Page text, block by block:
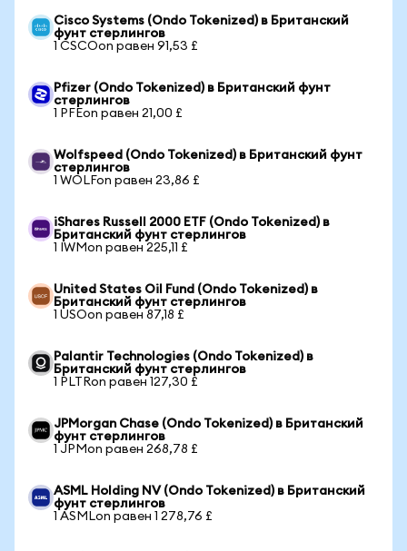
Cisco Systems (Ondo Tokenized) в Британский
фунт стерлингов
1 CSCOon равен 91,53 £
Pfizer (Ondo Tokenized) в Британский фунт
стерлингов
1 PFEon равен 21,00 £
Wolfspeed (Ondo Tokenized) в Британский фунт
стерлингов
1 WOLFon равен 23,86 £
iShares Russell 2000 ETF (Ondo Tokenized) в
Британский фунт стерлингов
1 IWMon равен 225,11 £
United States Oil Fund (Ondo Tokenized) в
Британский фунт стерлингов
1 USOon равен 87,18 £
Palantir Technologies (Ondo Tokenized) в
Британский фунт стерлингов
1 PLTRon равен 127,30 £
JPMorgan Chase (Ondo Tokenized) в Британский
фунт стерлингов
1 JPMon равен 268,78 £
ASML Holding NV (Ondo Tokenized) в Британский
фунт стерлингов
1 ASMLon равен 1 278,76 £